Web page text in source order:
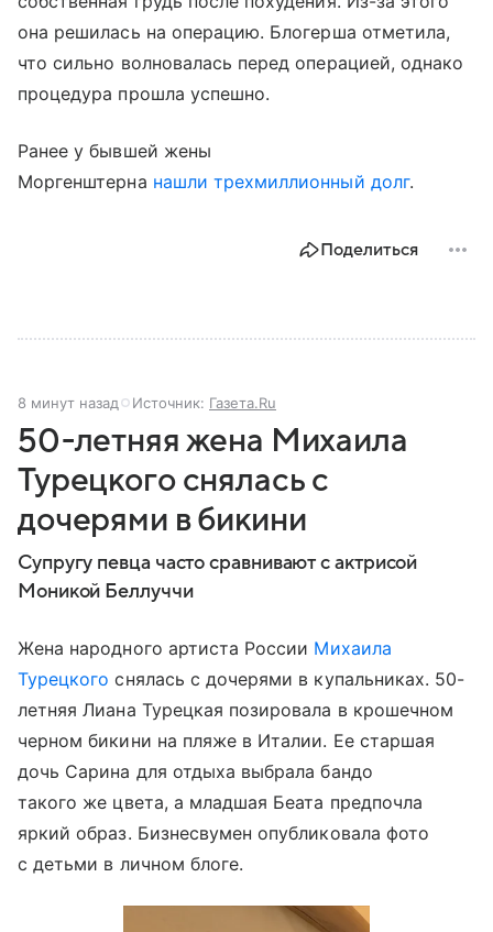
она решилась на операцию. Блогерша отметила,
что сильно волновалась перед операцией, однако
процедура прошла успешно.
Ранее у бывшей жены
Моргенштерна нашли трехмиллионный долг.
Поделиться
8 минут назад Источник: Газета.Ru
50-летняя жена Михаила
Турецкого снялась с
дочерями в бикини
Супругу певца часто сравнивают с актрисой
Моникой Беллуччи
Жена народного артиста России Михаила
Турецкого снялась с дочерями в купальниках. 50-
летняя Лиана Турецкая позировала в крошечном
черном бикини на пляже в Италии. Ее старшая
дочь Сарина для отдыха выбрала бандо
такого же цвета, а младшая Беата предпочла
яркий образ. Бизнесвумен опубликовала фото
с детьми в личном блоге.